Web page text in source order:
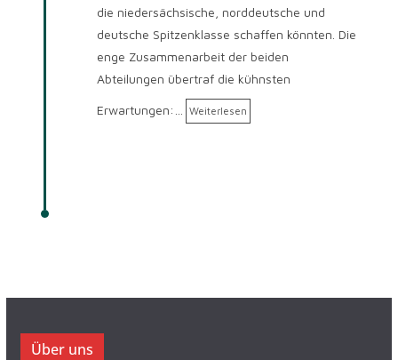
die niedersächsische, norddeutsche und
deutsche Spitzenklasse schaffen könnten. Die
enge Zusammenarbeit der beiden
Abteilungen übertraf die kühnsten
Erwartungen:… Weiterlesen
Über uns